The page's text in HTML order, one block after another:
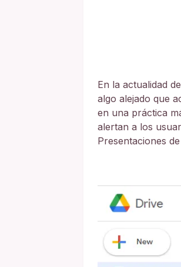
En la actualidad
algo alejado que
en una práctica
alertan a los
Presentaciones